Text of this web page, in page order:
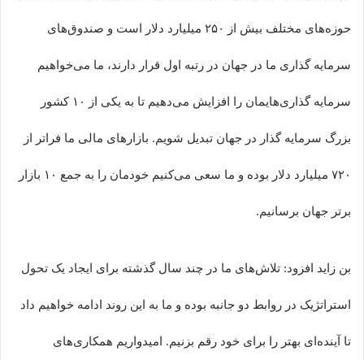
حوزه‌های مختلف بیش از ۲۵۰ میلیارد دلار است و صندوق‌های
سرمایه‌ گذاری ما در جهان در رتبه اول قرار دارند، ما می‌خواهیم
سرمایه‌ گذاری‌هایمان را افزایش می‌دهیم تا به یکی از ۱۰ کشور
بزرگ سرمایه‌ گذار در جهان تبدیل شویم. بازارهای مالی ما فراتر از
۷۲۰ میلیارد دلار بوده و ما سعی می‌کنیم خودمان را به جمع ۱۰ بازار
برتر جهان برسانیم.
بن زاید افزود: تلاش‌های ما در چند سال گذشته برای ایجاد یک تحول
استراتژیک در روابط دو جانبه بوده و ما به این روند ادامه خواهیم داد
تا آینده‌ای بهتر را برای خود رقم بزنیم. امیدواریم همکاری‌های